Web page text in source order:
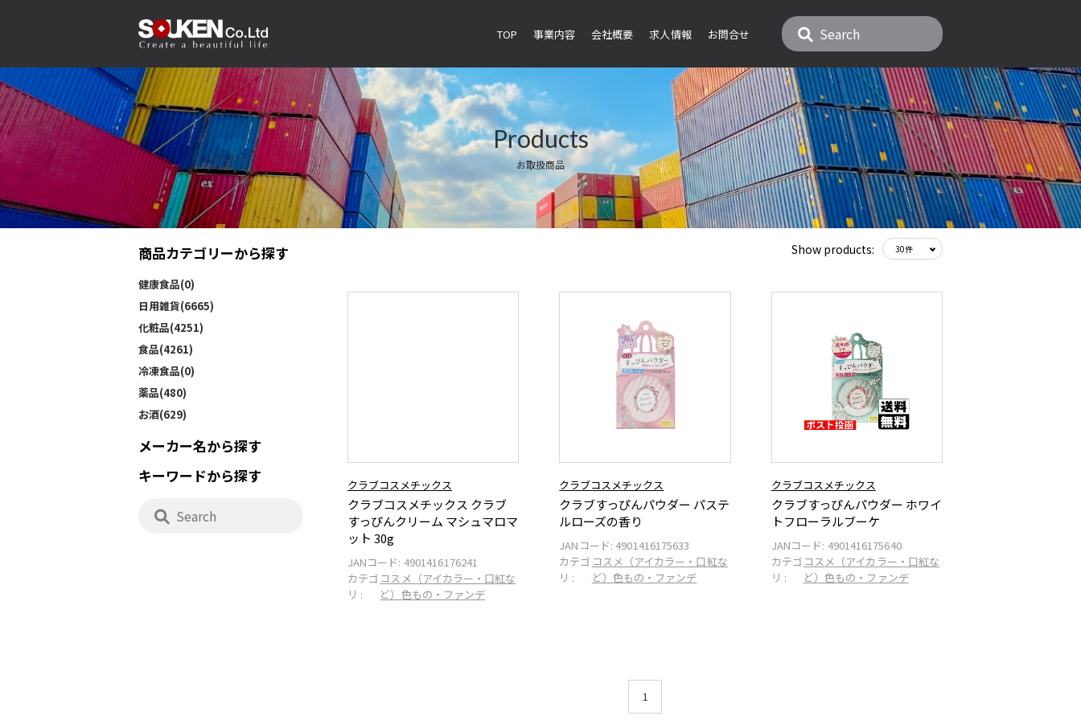
TOP 事業内容 会社概要 求人情報 お問合せ
Products
お取扱商品
商品カテゴリーから探す
健康食品(0)
日用雑貨(6665)
化粧品(4251)
食品(4261)
冷凍食品(0)
薬品(480)
お酒(629)
メーカー名から探す
キーワードから探す
Show products:
クラブコスメチックス
クラブコスメチックス クラブ
すっぴんクリーム マシュマロマ
ット 30g
JANコード: 4901416176241
カテゴ
リ :
コスメ（アイカラー・口紅な
ど）色もの・ファンデ
クラブコスメチックス
クラブすっぴんパウダー パステ
ルローズの香り
JANコード: 4901416175633
カテゴ
リ :
コスメ（アイカラー・口紅な
ど）色もの・ファンデ
クラブコスメチックス
クラブすっぴんパウダー ホワイ
トフローラルブーケ
JANコード: 4901416175640
カテゴ
リ :
コスメ（アイカラー・口紅な
ど）色もの・ファンデ
1